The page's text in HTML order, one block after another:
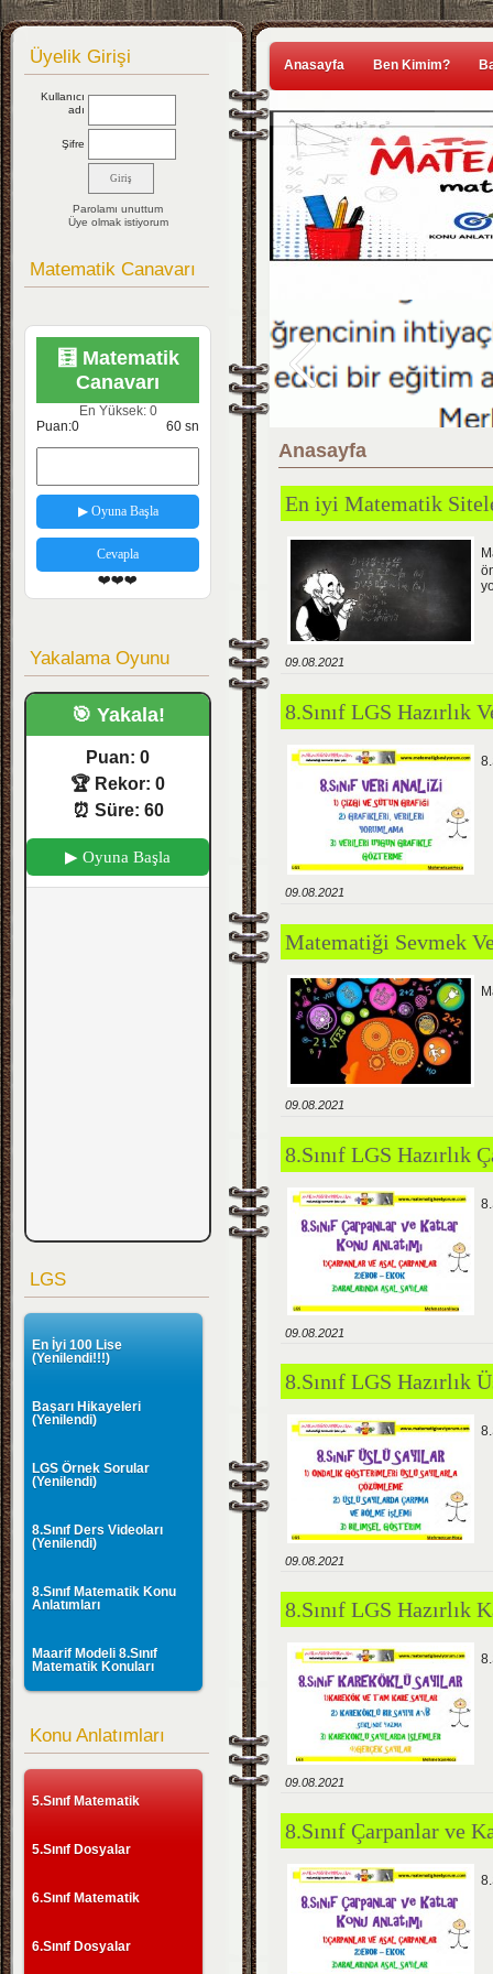
Üyelik Girişi
Kullanıcı
adı
Şifre
Parolamı unuttum
Üye olmak istiyorum
Matematik Canavarı
🧮 Matematik
Canavarı
En Yüksek: 0
Puan:0 60 sn
▶ Oyuna Başla
Cevapla
❤️❤️❤️
Yakalama Oyunu
🎯 Yakala!
Puan: 0
🏆 Rekor: 0
⏰ Süre: 60
▶ Oyuna Başla
LGS
En İyi 100 Lise
(Yenilendi!!!)
Başarı Hikayeleri
(Yenilendi)
LGS Örnek Sorular
(Yenilendi)
8.Sınıf Ders Videoları
(Yenilendi)
8.Sınıf Matematik Konu
Anlatımları
Maarif Modeli 8.Sınıf
Matematik Konuları
Konu Anlatımları
5.Sınıf Matematik
5.Sınıf Dosyalar
6.Sınıf Matematik
6.Sınıf Dosyalar
Anasayfa Ben Kimim?
Anasayfa
En iyi Matematik
09.08.2021
8.Sınıf LGS Hazırlık
09.08.2021
Matematiği Sevmek
09.08.2021
8.Sınıf LGS Hazırlık
09.08.2021
8.Sınıf LGS Hazırlık
09.08.2021
8.Sınıf LGS Hazırlık
09.08.2021
8.Sınıf Çarpanlar ve